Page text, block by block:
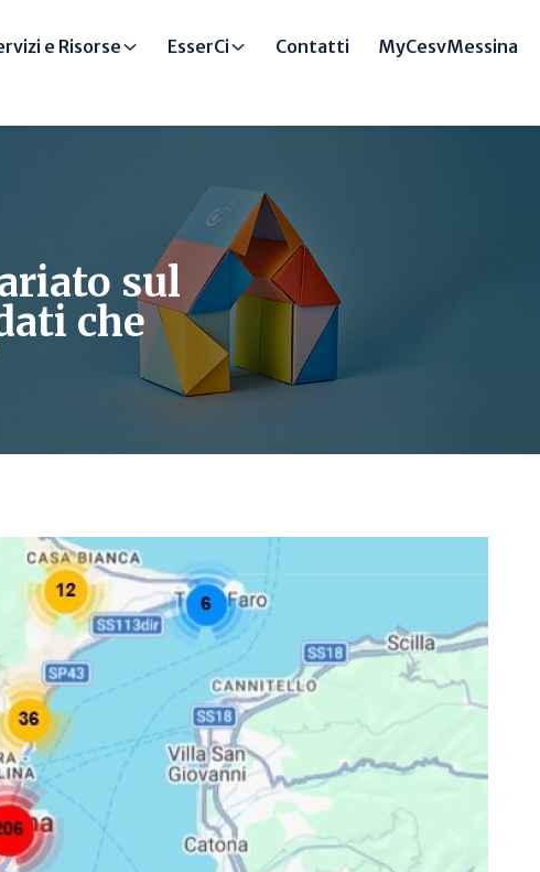
e Risorse EsserCi Contatti MyCesvMessina
sul
che